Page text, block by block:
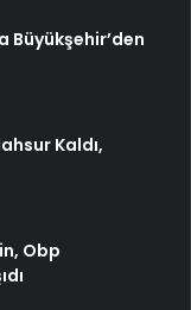
Büyükşehir’den
Kaldı,
Obp